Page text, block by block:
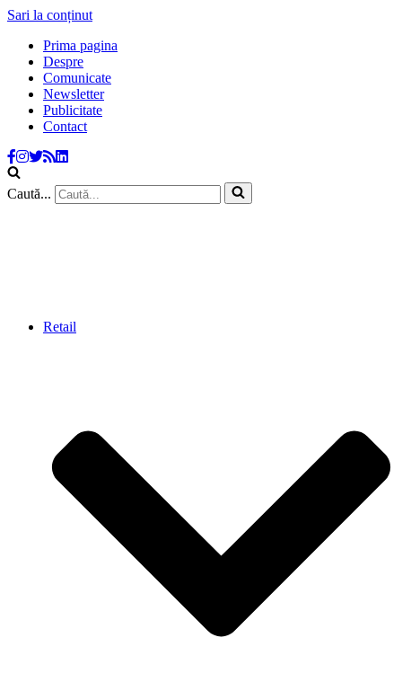
Sari la conținut
Prima pagina
Despre
Comunicate
Newsletter
Publicitate
Contact
Caută...
Retail